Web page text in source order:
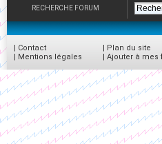
RECHERCHE FORUM
| Contact
| Mentions légales
| Plan du site
| Ajouter à mes